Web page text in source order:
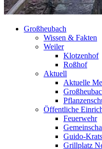
Großheubach
Wissen & Fakten
Weiler
Klotzenhof
Roßhof
Aktuell
Aktuelle
Öffentliche
Feuerwehr
Guido-
Grillplatz